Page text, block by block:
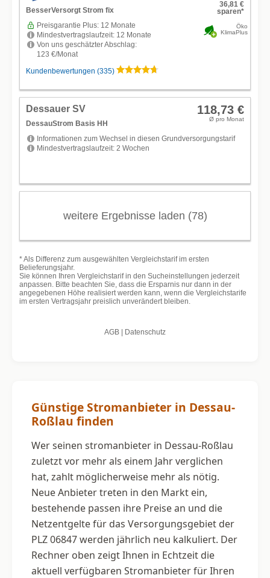
Günstige Stromanbieter in Dessau-
Roßlau finden
Wer seinen stromanbieter in Dessau-Roßlau
zuletzt vor mehr als einem Jahr verglichen
hat, zahlt möglicherweise mehr als nötig.
Neue Anbieter treten in den Markt ein,
bestehende passen ihre Preise an und die
Netzentgelte für das Versorgungsgebiet der
PLZ 06847 werden jährlich neu kalkuliert. Der
Rechner oben zeigt Ihnen in Echtzeit die
aktuell verfügbaren Stromanbieter für Ihren